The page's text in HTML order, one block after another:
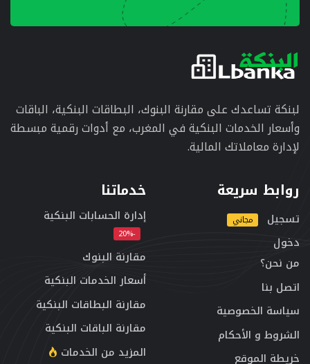
لبنكة تساعدك على مقارنة البنوك، البطاقات البنكية، الباقات
وأسعار الخدمات البنكية في المغرب، مع أدوات رقمية مبسطة
لإدارة معاملاتك المالية.
روابط سريعة
تسجيل مجاني
دخول
من نحن؟
اتصل بنا
سياسة الخصوصية
الشروط و الأحكام
خريطة الموقع
خدماتنا
إدارة الحسابات البنكية
-20%
مقارنة البنوك
أسعار الخدمات البنكية
مقارنة البطاقات البنكية
مقارنة الباقات البنكية
المزيد من الخدمات